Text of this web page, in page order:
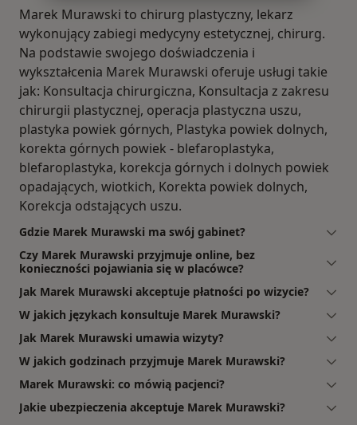
Marek Murawski to chirurg plastyczny, lekarz
wykonujący zabiegi medycyny estetycznej, chirurg.
Na podstawie swojego doświadczenia i
wykształcenia Marek Murawski oferuje usługi takie
jak: Konsultacja chirurgiczna, Konsultacja z zakresu
chirurgii plastycznej, operacja plastyczna uszu,
plastyka powiek górnych, Plastyka powiek dolnych,
korekta górnych powiek - blefaroplastyka,
blefaroplastyka, korekcja górnych i dolnych powiek
opadających, wiotkich, Korekta powiek dolnych,
Korekcja odstających uszu.
Gdzie Marek Murawski ma swój gabinet?
Czy Marek Murawski przyjmuje online, bez
konieczności pojawiania się w placówce?
Jak Marek Murawski akceptuje płatności po wizycie?
W jakich językach konsultuje Marek Murawski?
Jak Marek Murawski umawia wizyty?
W jakich godzinach przyjmuje Marek Murawski?
Marek Murawski: co mówią pacjenci?
Jakie ubezpieczenia akceptuje Marek Murawski?